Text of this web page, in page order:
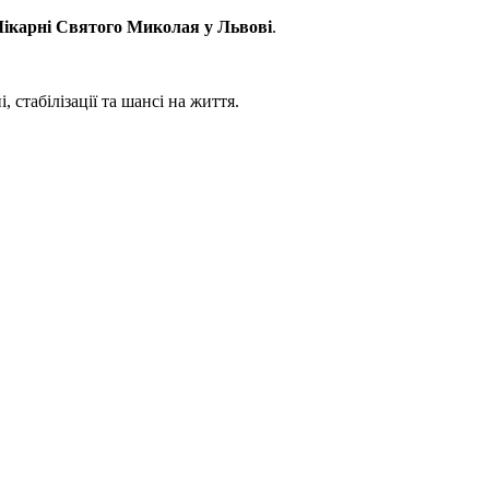
Святого Миколая у Львові.
та шансі на життя.